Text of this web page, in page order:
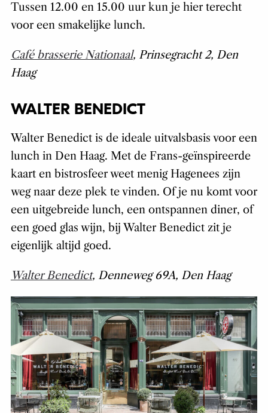
Tussen 12.00 en 15.00 uur kun je hier terecht
voor een smakelijke lunch.
Café brasserie Nationaal, Prinsegracht 2, Den
Haag
WALTER BENEDICT
Walter Benedict is de ideale uitvalsbasis voor een
lunch in Den Haag. Met de Frans-geïnspireerde
kaart en bistrosfeer weet menig Hagenees zijn
weg naar deze plek te vinden. Of je nu komt voor
een uitgebreide lunch, een ontspannen diner, of
een goed glas wijn, bij Walter Benedict zit je
eigenlijk altijd goed.
Walter Benedict, Denneweg 69A, Den Haag